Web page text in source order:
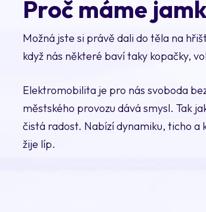
Proč máme
Možná jste si právě dali do těla na
když nás některé baví taky kopačky,
Elektromobilita je pro nás svoboda
městského provozu dává smysl. Tak
čistá radost. Nabízí dynamiku, ticho
žije líp.